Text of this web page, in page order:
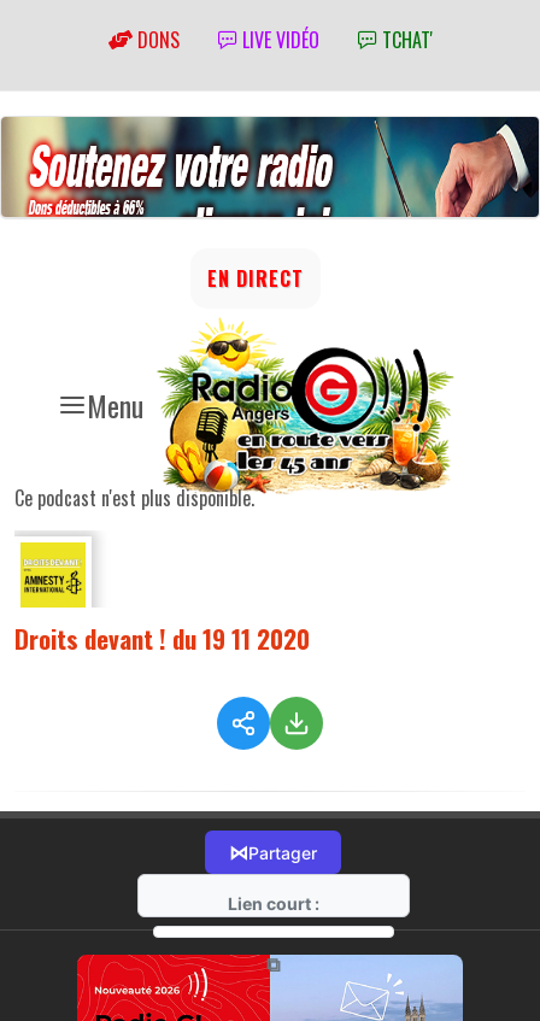
DONS LIVE VIDÉO TCHAT'
Menu
EN DIRECT
Ce podcast n'est plus disponible.
Droits devant ! du 19 11 2020
⋈Partager
Lien court :
https://radio-g.fr?3180
⧉